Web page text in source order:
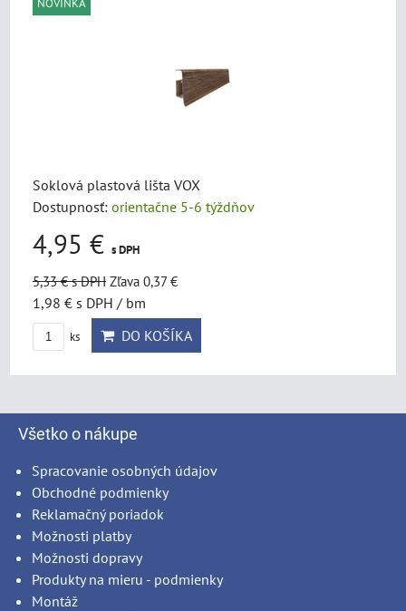
NOVINKA
Soklová plastová lišta VOX
Dostupnosť: orientačne 5-6 týždňov
4,95 € s DPH
5,33 €s DPH Zľava 0,37 €
1,98 € s DPH / bm
ks DO KOŠÍKA
Všetko o nákupe
Spracovanie osobných údajov
Obchodné podmienky
Reklamačný poriadok
Možnosti platby
Možnosti dopravy
Produkty na mieru - podmienky
Montáž